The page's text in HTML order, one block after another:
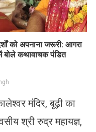
को अपनाना जरूरी: आगरा
बोले कथावाचक पंडित
मंदिर, बूढ़ी का
श्री रुद्र महायज्ञ,